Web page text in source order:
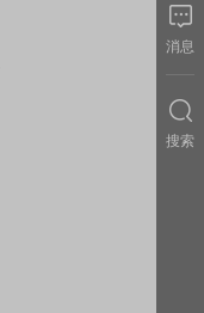
消息
搜索